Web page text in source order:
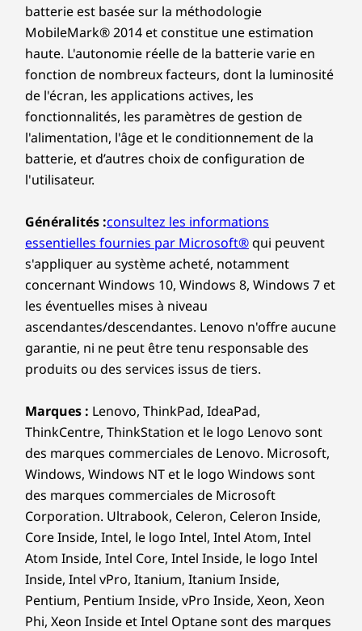
batterie est basée sur la méthodologie
MobileMark® 2014 et constitue une estimation
haute. L'autonomie réelle de la batterie varie en
fonction de nombreux facteurs, dont la luminosité
de l'écran, les applications actives, les
fonctionnalités, les paramètres de gestion de
l'alimentation, l'âge et le conditionnement de la
batterie, et d’autres choix de configuration de
l'utilisateur.
Généralités :consultez les informations
essentielles fournies par Microsoft®qui peuvent
s'appliquer au système acheté, notamment
concernant Windows 10, Windows 8, Windows 7 et
les éventuelles mises à niveau
ascendantes/descendantes. Lenovo n'offre aucune
garantie, ni ne peut être tenu responsable des
produits ou des services issus de tiers.
Marques : Lenovo, ThinkPad, IdeaPad,
ThinkCentre, ThinkStation et le logo Lenovo sont
des marques commerciales de Lenovo. Microsoft,
Windows, Windows NT et le logo Windows sont
des marques commerciales de Microsoft
Corporation. Ultrabook, Celeron, Celeron Inside,
Core Inside, Intel, le logo Intel, Intel Atom, Intel
Atom Inside, Intel Core, Intel Inside, le logo Intel
Inside, Intel vPro, Itanium, Itanium Inside,
Pentium, Pentium Inside, vPro Inside, Xeon, Xeon
Phi, Xeon Inside et Intel Optane sont des marques